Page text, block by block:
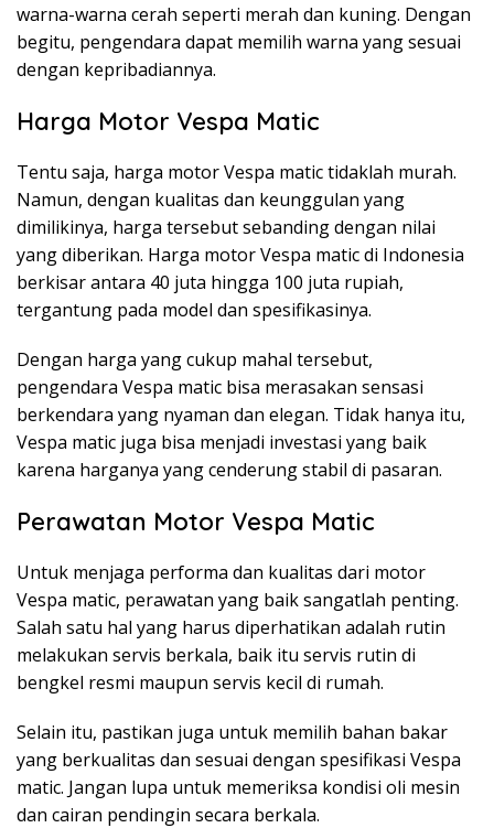
warna-warna cerah seperti merah dan kuning. Dengan
begitu, pengendara dapat memilih warna yang sesuai
dengan kepribadiannya.
Harga Motor Vespa Matic
Tentu saja, harga motor Vespa matic tidaklah murah.
Namun, dengan kualitas dan keunggulan yang
dimilikinya, harga tersebut sebanding dengan nilai
yang diberikan. Harga motor Vespa matic di Indonesia
berkisar antara 40 juta hingga 100 juta rupiah,
tergantung pada model dan spesifikasinya.
Dengan harga yang cukup mahal tersebut,
pengendara Vespa matic bisa merasakan sensasi
berkendara yang nyaman dan elegan. Tidak hanya itu,
Vespa matic juga bisa menjadi investasi yang baik
karena harganya yang cenderung stabil di pasaran.
Perawatan Motor Vespa Matic
Untuk menjaga performa dan kualitas dari motor
Vespa matic, perawatan yang baik sangatlah penting.
Salah satu hal yang harus diperhatikan adalah rutin
melakukan servis berkala, baik itu servis rutin di
bengkel resmi maupun servis kecil di rumah.
Selain itu, pastikan juga untuk memilih bahan bakar
yang berkualitas dan sesuai dengan spesifikasi Vespa
matic. Jangan lupa untuk memeriksa kondisi oli mesin
dan cairan pendingin secara berkala.